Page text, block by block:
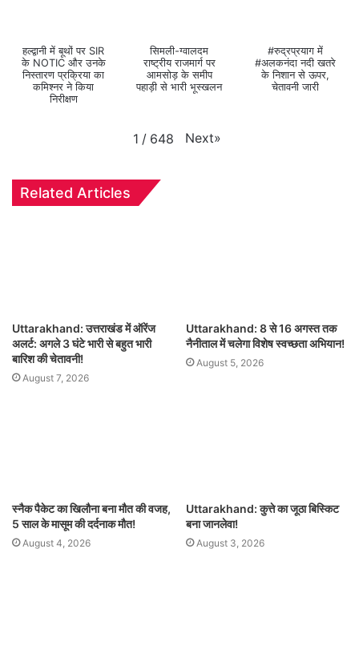
हल्द्वानी में बूथों पर SIR
के NOTIC और उनके
निस्तारण प्रक्रिया का
कमिश्नर ने किया
निरीक्षण
सिमली-ग्वालदम
राष्ट्रीय राजमार्ग पर
आमसोड़ के समीप
पहाड़ी से भारी भूस्खलन
#रुद्रप्रयाग में
#अलकनंदा नदी खतरे
के निशान से ऊपर,
चेतावनी जारी
1 / 648 Next»
Related Articles
Uttarakhand: उत्तराखंड में ऑरेंज
अलर्ट: अगले 3 घंटे भारी से बहुत भारी
बारिश की चेतावनी!
August 7, 2026
Uttarakhand: 8 से 16 अगस्त तक
नैनीताल में चलेगा विशेष स्वच्छता अभियान!
August 5, 2026
स्नैक पैकेट का खिलौना बना मौत की वजह,
5 साल के मासूम की दर्दनाक मौत!
August 4, 2026
Uttarakhand: कुत्ते का जूठा बिस्किट
बना जानलेवा!
August 3, 2026